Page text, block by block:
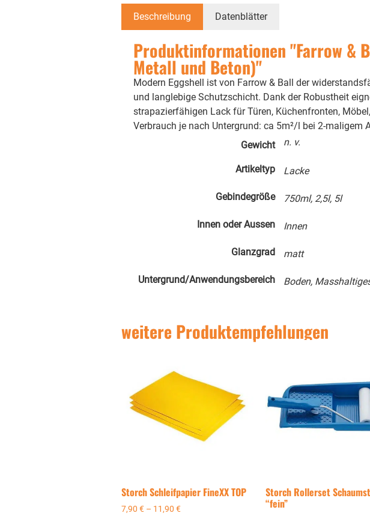
Beschreibung Datenblätter
Produktinformationen "Farrow &
Metall und Beton)"
Modern Eggshell ist von Farrow & Ball der
und langlebige Schutzschicht. Dank der Robustheit
strapazierfähigen Lack für Türen, Küchenfronten,
Verbrauch je nach Untergrund: ca 5m²/l bei 2-maligem
Gewicht
n. v.
Artikeltyp Lacke
Gebindegröße 750ml, 2,5l, 5l
Innen oder Aussen Innen
Glanzgrad matt
Untergrund/Anwendungsbereich Boden,
weitere Produktempfehlungen
Storch Schleifpapier FineXX TOP
7,90 €– 11,90 €
Storch Rollerset
“fein”